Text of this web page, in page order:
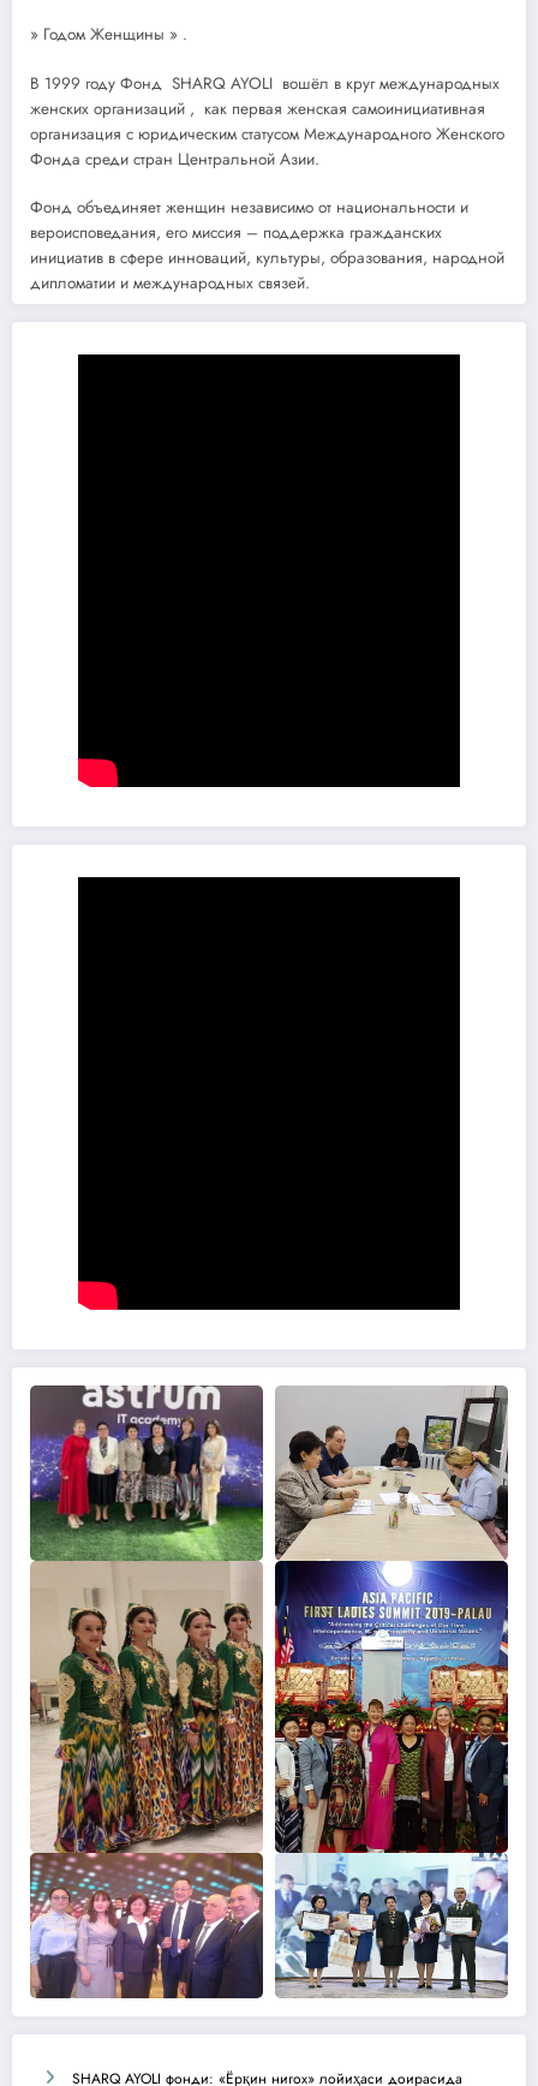
» Годом Женщины » .
В 1999 году Фонд SHARQ AYOLI вошёл в круг международных
женских организаций , как первая женская самоинициативная
организация с юридическим статусом Международного Женского
Фонда среди стран Центральной Азии.
Фонд объединяет женщин независимо от национальности и
вероисповедания, его миссия – поддержка гражданских
инициатив в сфере инноваций, культуры, образования, народной
дипломатии и международных связей.
SHARQ AYOLI фонди: «Ёрқин нигох» лойиҳаси доирасида